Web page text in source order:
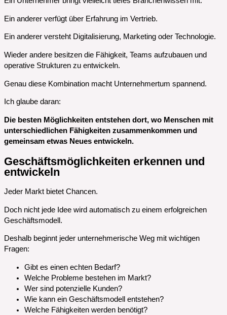
Ein anderer verfügt über Erfahrung im Vertrieb.
Ein anderer versteht Digitalisierung, Marketing oder Technologie.
Wieder andere besitzen die Fähigkeit, Teams aufzubauen und
operative Strukturen zu entwickeln.
Genau diese Kombination macht Unternehmertum spannend.
Ich glaube daran:
Die besten Möglichkeiten entstehen dort, wo Menschen mit
unterschiedlichen Fähigkeiten zusammenkommen und
gemeinsam etwas Neues entwickeln.
Geschäftsmöglichkeiten erkennen und
entwickeln
Jeder Markt bietet Chancen.
Doch nicht jede Idee wird automatisch zu einem erfolgreichen
Geschäftsmodell.
Deshalb beginnt jeder unternehmerische Weg mit wichtigen
Fragen:
Gibt es einen echten Bedarf?
Welche Probleme bestehen im Markt?
Wer sind potenzielle Kunden?
Wie kann ein Geschäftsmodell entstehen?
Welche Fähigkeiten werden benötigt?